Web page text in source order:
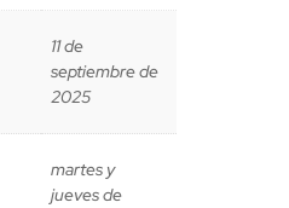
11 de
septiembre de
2025
martes y
jueves de